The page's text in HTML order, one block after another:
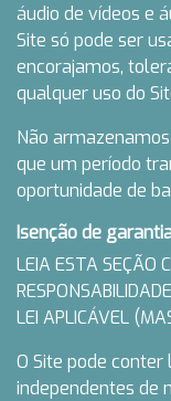
áudio de vídeos e
Site só pode ser
encorajamos,
qualquer uso do
Não
que um período
oportunidade de
Isenção de
LEIA ESTA SEÇÃO
LEI APLICÁVEL
O Site pode
independentes de